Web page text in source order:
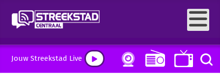
Jouw Streekstad Live